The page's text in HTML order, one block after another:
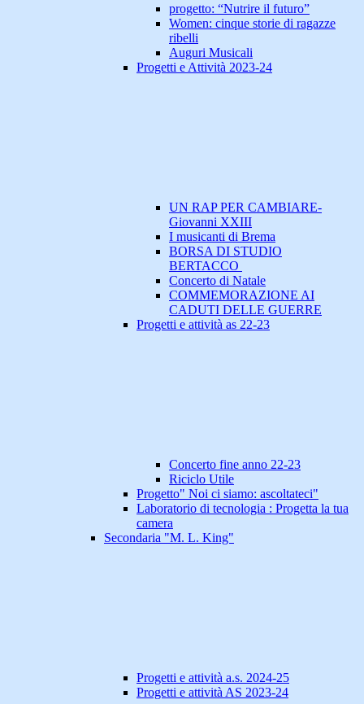
progetto: “Nutrire il futuro”
Women: cinque storie di ragazze
ribelli
Auguri Musicali
Progetti e Attività 2023-24
UN RAP PER CAMBIARE-
Giovanni XXIII
I musicanti di Brema
BORSA DI STUDIO
BERTACCO
Concerto di Natale
COMMEMORAZIONE AI
CADUTI DELLE GUERRE
Progetti e attività as 22-23
Concerto fine anno 22-23
Riciclo Utile
Progetto" Noi ci siamo: ascoltateci"
Laboratorio di tecnologia : Progetta la tua
camera
Secondaria "M. L. King"
Progetti e attività a.s. 2024-25
Progetti e attività AS 2023-24